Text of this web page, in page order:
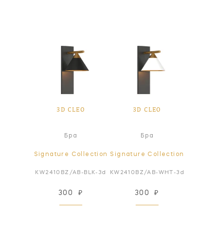
3D CLEO
Бра
Signature Collection
KW2410BZ/AB-BLK-3d
300 ₽
3D CLEO
Бра
Signature Collection
KW2410BZ/AB-WHT-3d
300 ₽